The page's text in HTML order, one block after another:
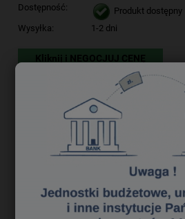
Dostępność:
Produkt dostępny
Wysyłka:
1-2 dni
Kliknij i NEGOCJUJ CENĘ
2,56 zł
do